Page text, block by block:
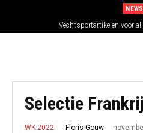
NEWS
Vechtsportartikelen voor
Selectie
WK 2022 Floris Gouw